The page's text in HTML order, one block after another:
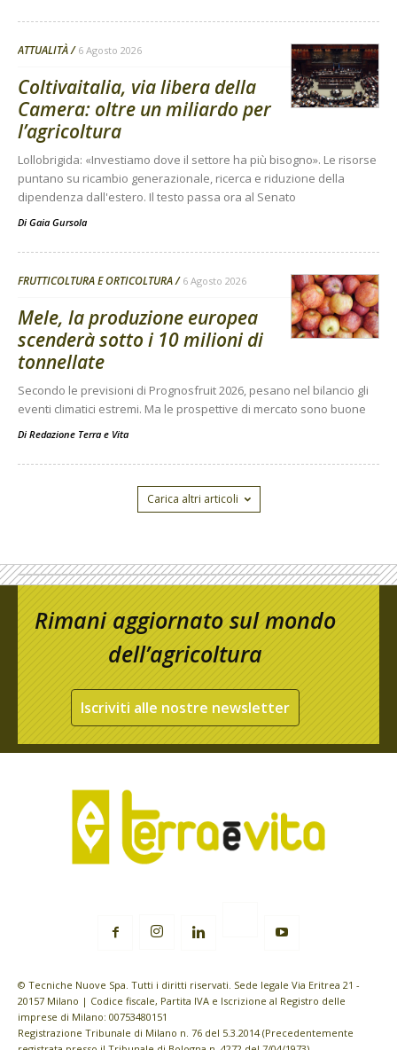
ATTUALITÀ 6 Agosto 2026
Coltivaitalia, via libera della
Camera: oltre un miliardo per
l’agricoltura
Lollobrigida: «Investiamo dove il settore ha più bisogno». Le risorse
puntano su ricambio generazionale, ricerca e riduzione della
dipendenza dall'estero. Il testo passa ora al Senato
Di Gaia Gursola
FRUTTICOLTURA E ORTICOLTURA 6 Agosto 2026
Mele, la produzione europea
scenderà sotto i 10 milioni di
tonnellate
Secondo le previsioni di Prognosfruit 2026, pesano nel bilancio gli
eventi climatici estremi. Ma le prospettive di mercato sono buone
Di Redazione Terra e Vita
Carica altri articoli
Rimani aggiornato sul mondo
dell’agricoltura
Iscriviti alle nostre newsletter
© Tecniche Nuove Spa. Tutti i diritti riservati. Sede legale Via Eritrea 21 -
20157 Milano | Codice fiscale, Partita IVA e Iscrizione al Registro delle
imprese di Milano: 00753480151
Registrazione Tribunale di Milano n. 76 del 5.3.2014 (Precedentemente